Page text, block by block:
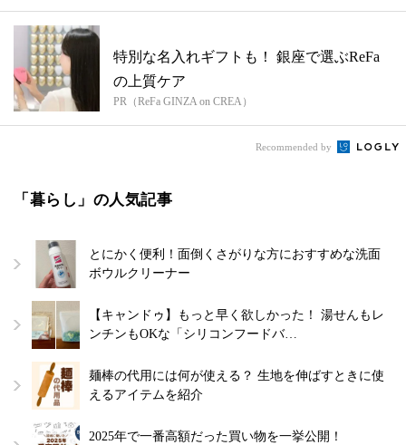
特別な名入れギフトも！ 銀座で選ぶReFa
の上質ケア
PR（ReFa GINZA on CREA）
Recommended by
「暮らし」の人気記事
とにかく便利！面倒くさがりな方におすすめな洗面
ボウルクリーナー
【キャンドゥ】もっと早く欲しかった！ 湯せんもレ
ンチンもOKな「シリコンフードバ…
麺棒の代用には何が使える？ 生地を伸ばすときに使
えるアイテムを紹介
2025年で一番高額だった買い物を一挙公開！